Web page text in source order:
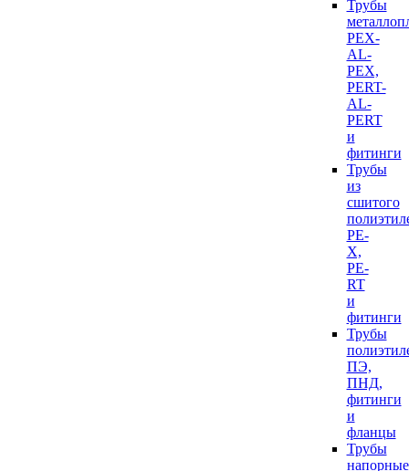
Трубы
PEX-
AL-
PEX,
PERT-
AL-
PERT
и
фитинги
Трубы
из
сшитого
PE-
X,
PE-
RT
и
фитинги
Трубы
ПЭ,
ПНД,
фитинги
и
фланцы
Трубы
напорные